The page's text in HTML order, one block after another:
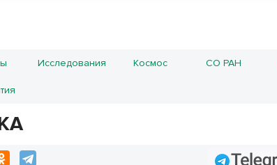
Исследования Космос СО РАН
Telegram